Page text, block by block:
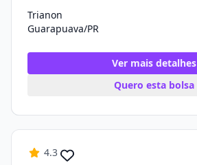
Trianon
Guarapuava/PR
Ver mais detalhes
Quero esta bolsa
4.3